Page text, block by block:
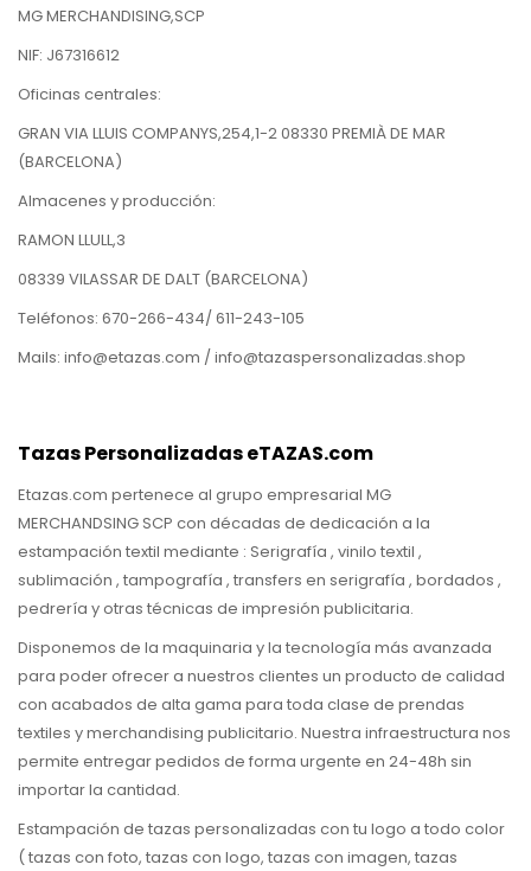
MG MERCHANDISING,SCP
NIF: J67316612
Oficinas centrales:
GRAN VIA LLUIS COMPANYS,254,1-2 08330 PREMIÀ DE MAR
(BARCELONA)
Almacenes y producción:
RAMON LLULL,3
08339 VILASSAR DE DALT (BARCELONA)
Teléfonos: 670-266-434/ 611-243-105
Mails: info@etazas.com / info@tazaspersonalizadas.shop
Tazas Personalizadas eTAZAS.com
Etazas.com pertenece al grupo empresarial MG
MERCHANDSING SCP con décadas de dedicación a la
estampación textil mediante : Serigrafía , vinilo textil ,
sublimación , tampografía , transfers en serigrafía , bordados ,
pedrería y otras técnicas de impresión publicitaria.
Disponemos de la maquinaria y la tecnología más avanzada
para poder ofrecer a nuestros clientes un producto de calidad
con acabados de alta gama para toda clase de prendas
textiles y merchandising publicitario. Nuestra infraestructura nos
permite entregar pedidos de forma urgente en 24-48h sin
importar la cantidad.
Estampación de tazas personalizadas con tu logo a todo color
( tazas con foto, tazas con logo, tazas con imagen, tazas